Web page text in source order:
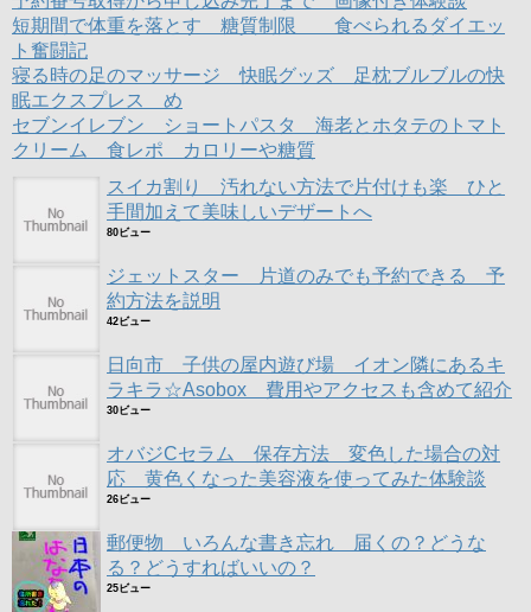
す
)
ウ
ィ
ン
で
ま
す
)
す
)
短期間で体重を落とす 糖質制限 食べられるダイエッ
ト奮闘記
寝る時の足のマッサージ 快眠グッズ 足枕ブルブルの快
眠エクスプレス め
セブンイレブン ショートパスタ 海老とホタテのトマト
クリーム 食レポ カロリーや糖質
スイカ割り 汚れない方法で片付けも楽 ひと
手間加えて美味しいデザートへ
80ビュー
ジェットスター 片道のみでも予約できる 予
約方法を説明
42ビュー
日向市 子供の屋内遊び場 イオン隣にあるキ
ラキラ☆Asobox 費用やアクセスも含めて紹介
30ビュー
オバジCセラム 保存方法 変色した場合の対
応 黄色くなった美容液を使ってみた体験談
26ビュー
郵便物 いろんな書き忘れ 届くの？どうな
る？どうすればいいの？
25ビュー